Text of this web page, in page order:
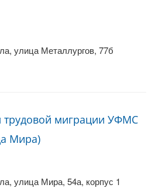
улица Металлургов, 77б
трудовой миграции УФМС
Мира)
улица Мира, 54а, корпус 1